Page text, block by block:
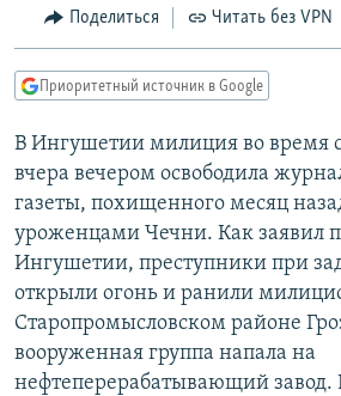
Вернутся
поиску
КАВКАЗ.РЕАЛИИ
СЕВЕР.РЕАЛИИ
РАСПИСАНИЕ ВЕЩАНИЯ
ПОДПИШИТЕСЬ НА РАССЫЛКУ
СОЦИАЛЬНЫЕ СЕТИ
Поделиться Читать без VPN
Приоритетный источник в Google
В Ингушетии милиция во время
вчера вечером освободила
газеты, похищенного месяц
уроженцами Чечни. Как заявил
Ингушетии, преступники при
открыли огонь и ранили
Старопромысловском районе
вооруженная группа напала на
нефтеперерабатывающий завод.